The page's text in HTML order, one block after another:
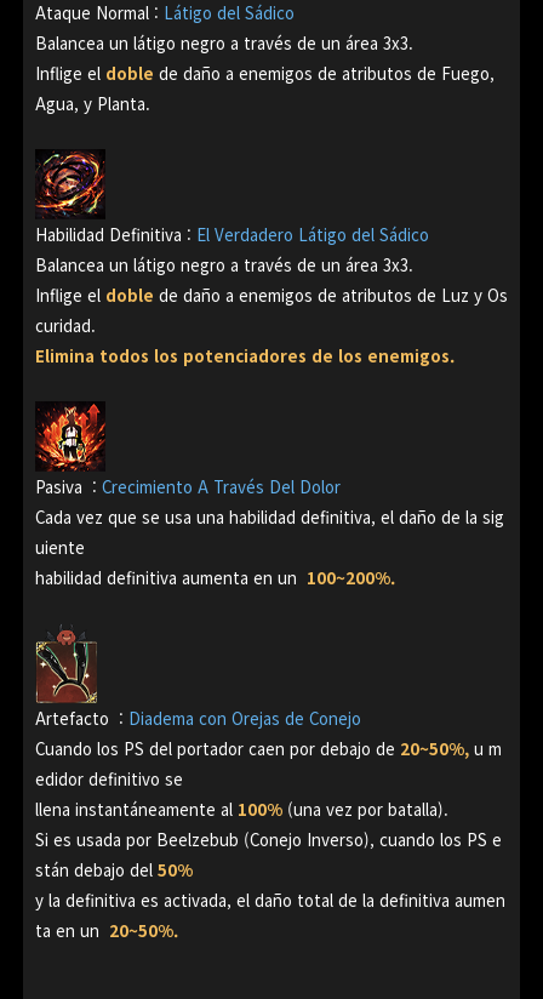
Ataque Normal: Látigo del Sádico
Balancea un látigo negro a través de un área 3x3.
Inflige el doble de daño a enemigos de atributos de Fuego,
Agua, y Planta.
Habilidad Definitiva : El Verdadero Látigo del Sádico
Balancea un látigo negro a través de un área 3x3.
Inflige el doble de daño a enemigos de atributos de Luz y Os
curidad.
Elimina todos los potenciadores de los enemigos.
Pasiva : Crecimiento A Través Del Dolor
Cada vez que se usa una habilidad definitiva, el daño de la sig
uiente
habilidad definitiva aumenta en un 100~200%.
Artefacto : Diadema con Orejas de Conejo
Cuando los PS del portador caen por debajo de 20~50%, u m
edidor definitivo se
llena instantáneamente al 100% (una vez por batalla).
Si es usada por Beelzebub (Conejo Inverso), cuando los PS e
stán debajo del 50%
y la definitiva es activada, el daño total de la definitiva aumen
ta en un 20~50%.